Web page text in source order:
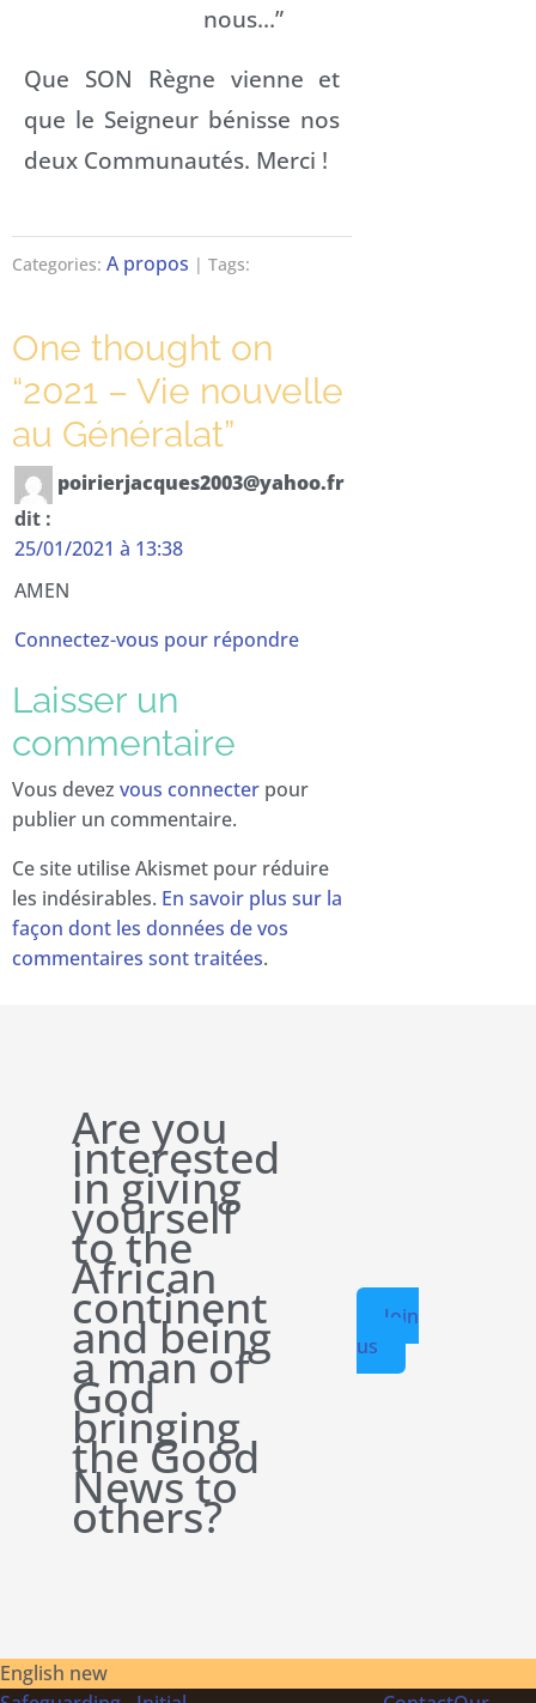
nous…”
Que SON Règne vienne et
que le Seigneur bénisse nos
deux Communautés. Merci !
Categories: A propos | Tags:
One thought on
“2021 – Vie nouvelle
au Généralat”
poirierjacques2003@yahoo.fr
dit :
25/01/2021 à 13:38
AMEN
Connectez-vous pour répondre
Laisser un
commentaire
Vous devez vous connecter pour
publier un commentaire.
Ce site utilise Akismet pour réduire
les indésirables. En savoir plus sur la
façon dont les données de vos
commentaires sont traitées.
Are you
interested
in giving
yourself
to the
African
continent
and being
a man of
God
bringing
the Good
News to
others?
Join
us
English new